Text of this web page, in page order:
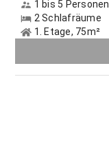
1 bis 5 Personen
2 Schlafräume
1. Etage, 75m²